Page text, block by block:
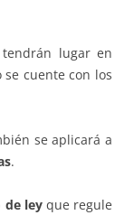
lugar en
cuente con los
se aplicará a
.
de leyque regule